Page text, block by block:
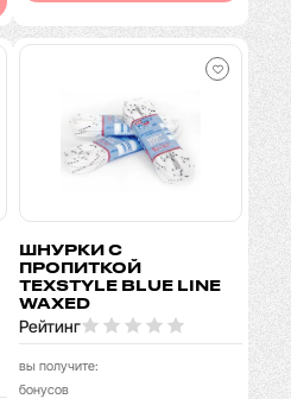
ШНУРКИ С
ПРОПИТКОЙ
TEXSTYLE BLUE LINE
WAXED
Рейтинг
вы получите:
бонусов